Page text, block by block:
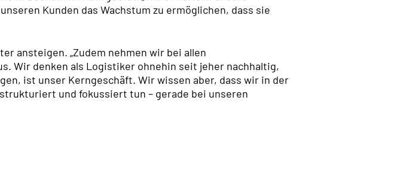
Kunden das Wachstum zu ermöglichen, dass sie
ansteigen. „Zudem nehmen wir bei allen
Wir denken als Logistiker ohnehin seit jeher nachhaltig,
ist unser Kerngeschäft. Wir wissen aber, dass wir in der
und fokussiert tun – gerade bei unseren